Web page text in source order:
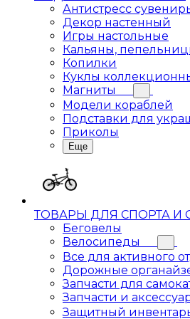
Антистресс
Декор настенный
Игры настольные
Кальяны,
Копилки
Куклы
Магниты
Модели кораблей
Подставки для
Приколы
Еще
ТОВАРЫ ДЛЯ СПОРТА И
Беговелы
Велосипеды
Все для активного
Дорожные
Запчасти для
Запчасти и
Защитный